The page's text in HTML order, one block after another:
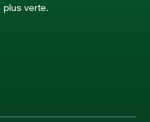
verte.